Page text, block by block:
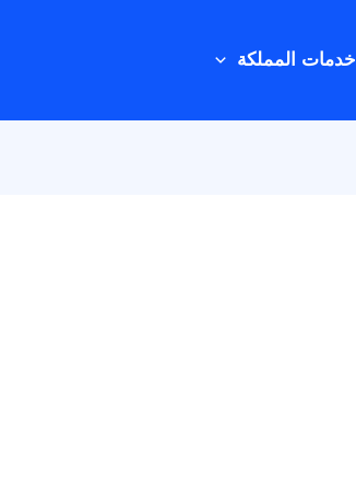
خدمات المملكة